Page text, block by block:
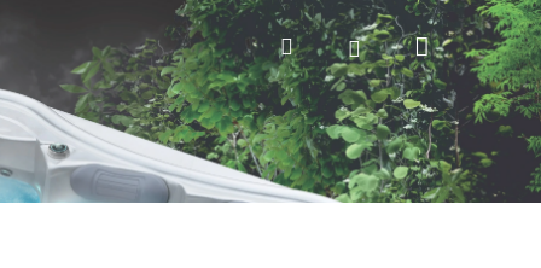
HľadaťPrihlásenieNákupný
košík